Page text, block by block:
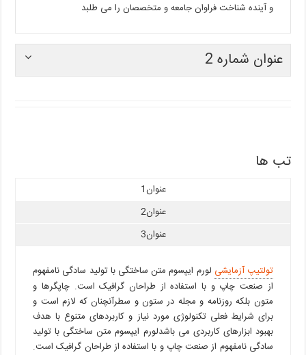
و آینده شناخت فراوان جامعه و متخصصان را می طلبد
عنوان شماره 2
تب ها
عنوان1
عنوان2
عنوان3
تولتیپ آزمایشی لورم ایپسوم متن ساختگی با تولید سادگی نامفهوم
از صنعت چاپ و با استفاده از طراحان گرافیک است. چاپگرها و
متون بلکه روزنامه و مجله در ستون و سطرآنچنان که لازم است و
برای شرایط فعلی تکنولوژی مورد نیاز و کاربردهای متنوع با هدف
بهبود ابزارهای کاربردی می باشدلورم ایپسوم متن ساختگی با تولید
سادگی نامفهوم از صنعت چاپ و با استفاده از طراحان گرافیک است.